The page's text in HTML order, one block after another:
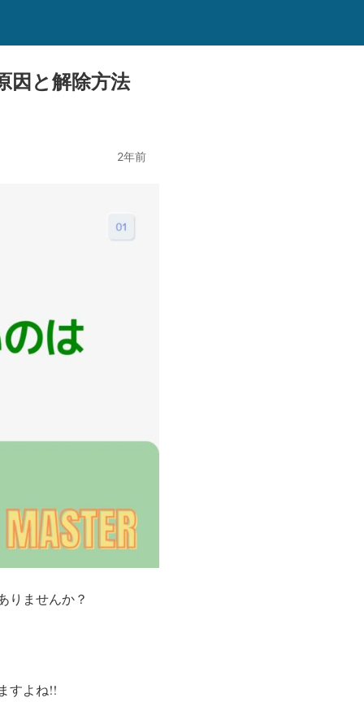
因と解除方法
2年前
りませんか？
すよね!!